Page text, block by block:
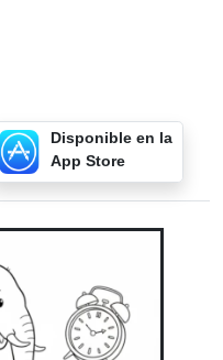
Disponible en la
App Store